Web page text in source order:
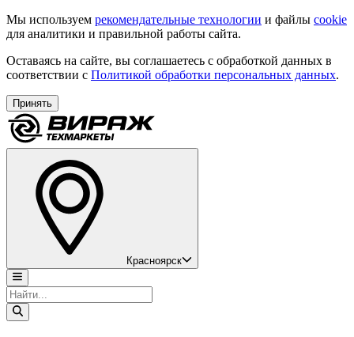
Мы используем рекомендательные технологии и файлы cookie
для аналитики и правильной работы сайта.
Оставаясь на сайте, вы соглашаетесь с обработкой данных в
соответствии с Политикой обработки персональных данных.
Принять
Красноярск